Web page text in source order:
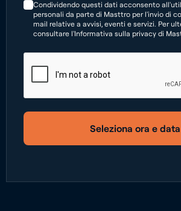
Condividendo questi dati acconsento
personali da parte di Masttro per l'invio di
mail relative a avvisi, eventi e servizi. Per
consultare l'Informativa sulla privacy di
Seleziona ora e data